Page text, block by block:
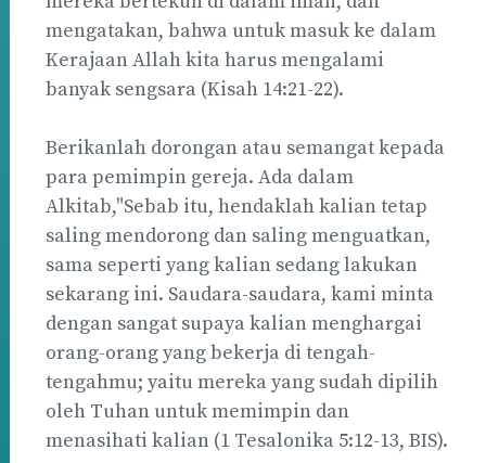
mengatakan, bahwa untuk masuk ke dalam
Kerajaan Allah kita harus mengalami
banyak sengsara (Kisah 14:21-22).
Berikanlah dorongan atau semangat kepada
para pemimpin gereja. Ada dalam
Alkitab,"Sebab itu, hendaklah kalian tetap
saling mendorong dan saling menguatkan,
sama seperti yang kalian sedang lakukan
sekarang ini. Saudara-saudara, kami minta
dengan sangat supaya kalian menghargai
orang-orang yang bekerja di tengah-
tengahmu; yaitu mereka yang sudah dipilih
oleh Tuhan untuk memimpin dan
menasihati kalian (1 Tesalonika 5:12-13, BIS).